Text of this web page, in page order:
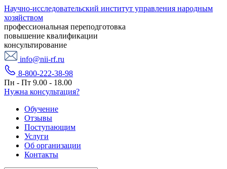
Научно-исследовательский институт управления народным
хозяйством
профессиональная переподготовка
повышение квалификации
консультирование
info@nii-rf.ru
8-800-222-38-98
Пн - Пт 9.00 - 18.00
Нужна консультация?
Обучение
Отзывы
Поступающим
Услуги
Об организации
Контакты